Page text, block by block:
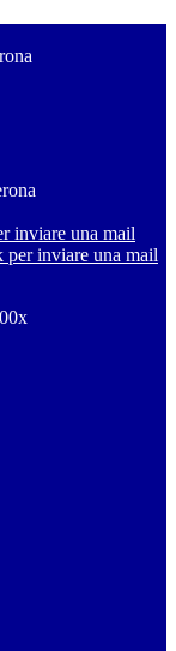
inviare una mail
per inviare una mail